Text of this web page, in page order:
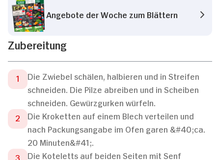
Angebote der Woche zum Blättern
Zubereitung
Die Zwiebel schälen, halbieren und in Streifen
schneiden. Die Pilze abreiben und in Scheiben
schneiden. Gewürzgurken würfeln.
Die Kroketten auf einem Blech verteilen und
nach Packungsangabe im Ofen garen &#40;ca.
20 Minuten&#41;.
Die Koteletts auf beiden Seiten mit Senf